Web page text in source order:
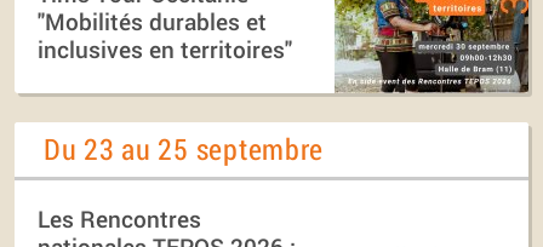
"Mobilités durables et
inclusives en territoires"
Du 23 au 25 septembre
Les Rencontres